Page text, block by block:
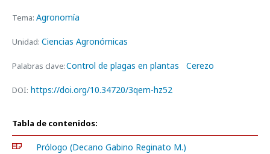
Tema: Agronomía
Unidad: Ciencias Agronómicas
Palabras clave:Control de plagas en plantas Cerezo
DOI: https://doi.org/10.34720/3qem-hz52
Tabla de contenidos:
Prólogo (Decano Gabino Reginato M.)